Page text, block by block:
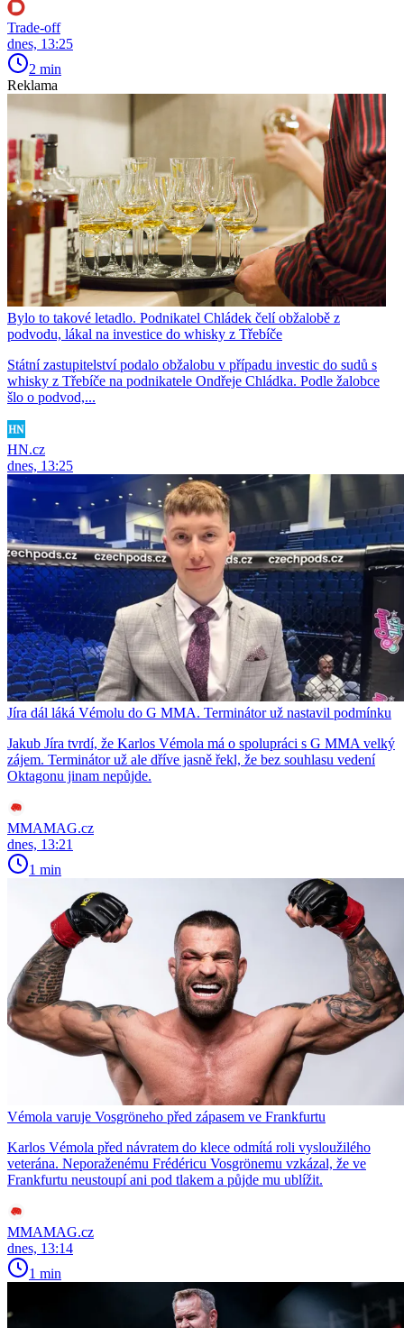
Trade-off
dnes, 13:25
2 min
Reklama
Bylo to takové letadlo. Podnikatel Chládek čelí obžalobě z
podvodu, lákal na investice do whisky z Třebíče
Státní zastupitelství podalo obžalobu v případu investic do sudů s
whisky z Třebíče na podnikatele Ondřeje Chládka. Podle žalobce
šlo o podvod,...
HN.cz
dnes, 13:25
Jíra dál láká Vémolu do G MMA. Terminátor už nastavil podmínku
Jakub Jíra tvrdí, že Karlos Vémola má o spolupráci s G MMA velký
zájem. Terminátor už ale dříve jasně řekl, že bez souhlasu vedení
Oktagonu jinam nepůjde.
MMAMAG.cz
dnes, 13:21
1 min
Vémola varuje Vosgröneho před zápasem ve Frankfurtu
Karlos Vémola před návratem do klece odmítá roli vysloužilého
veterána. Neporaženému Frédéricu Vosgrönemu vzkázal, že ve
Frankfurtu neustoupí ani pod tlakem a půjde mu ublížit.
MMAMAG.cz
dnes, 13:14
1 min